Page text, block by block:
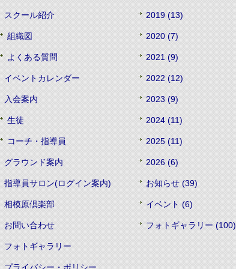
スクール紹介
組織図
よくある質問
イベントカレンダー
入会案内
生徒
コーチ・指導員
グラウンド案内
指導員サロン(ログイン案内)
相模原倶楽部
お問い合わせ
フォトギャラリー
2019 (13)
2020 (7)
2021 (9)
2022 (12)
2023 (9)
2024 (11)
2025 (11)
2026 (6)
お知らせ (39)
イベント (6)
フォトギャラリー (100)